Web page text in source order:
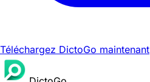
Téléchargez DictoGo maintenant